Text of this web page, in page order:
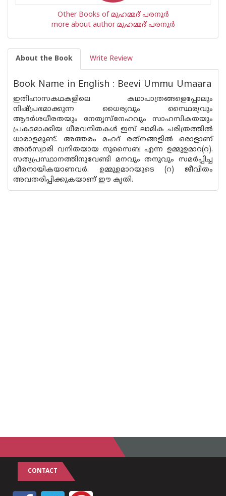
Other Books of മുഹമ്മദ് പരനൂര്‍
more about author മുഹമ്മദ് പരനൂര്‍
About the Book Write Review
Book Name in English : Beevi Ummu Umaara
ഇതിഹാസകഥകളിലെ കഥാപാത്രങ്ങളെപ്പോലും
നിഷ്പ്രഭമാക്കുന്ന ധൈര്യവും സ്ഥൈര്യവും
ആദര്‍ശധീരതയും നേതൃസ്‌നേഹവും സാഹസികതയും
പ്രകടമാക്കിയ ധീരവനിതകള്‍ ഇസ് ലാമിക ചരിത്രത്തില്‍
ധാരാളമുണ്ട്. അത്തരം മഹദ് രത്‌നങ്ങളില്‍ ഒരാളാണ്
അന്‍സ്വാരി വനിതയായ നുസൈബ എന്ന ഉമ്മുഉമാറ(റ).
സത്യപ്രസ്ഥാനത്തിനുവേണ്ടി മനവും തനുവും സമര്‍പ്പിച്ച
ധീരനായികയാണവര്‍. ഉമ്മുഉമാറയുടെ (റ) ജീവിതം
അവതരിപ്പിക്കുകയാണ് ഈ കൃതി.
CONTACT